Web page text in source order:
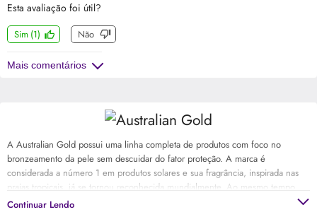
Esta avaliação foi útil?
Sim (1) Não
Mais comentários
A Australian Gold possui uma linha completa de produtos com foco no
bronzeamento da pele sem descuidar do fator proteção. A marca é
considerada a número 1 em produtos solares e sua fragrância, inspirada nas
praias tropicais, já se tornou reconhecida mundialmente. Ao mesmo tempo
que protegem, os produtos da Australian Gold hidratam e nutrem a pele além
Continuar Lendo